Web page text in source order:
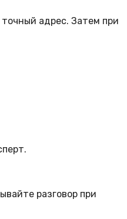
адрес. Затем при
разговор при